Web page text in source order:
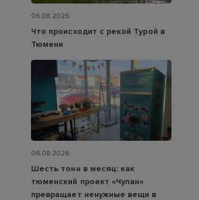
06.08.2026
Что происходит с рекой Турой в
Тюмени
06.08.2026
Шесть тонн в месяц: как
тюменский проект «Чулан»
превращает ненужные вещи в